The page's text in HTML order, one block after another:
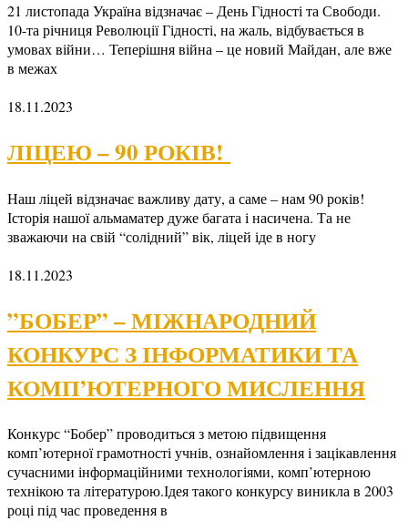
21 листопада Україна відзначає – День Гідності та Свободи.
10-та річниця Революції Гідності, на жаль, відбувається в
умовах війни… Теперішня війна – це новий Майдан, але вже
в межах
18.11.2023
ЛІЦЕЮ – 90 РОКІВ!
Наш ліцей відзначає важливу дату, а саме – нам 90 років!
Історія нашої альмаматер дуже багата і насичена. Та не
зважаючи на свій “солідний” вік, ліцей іде в ногу
18.11.2023
”БОБЕР” – МІЖНАРОДНИЙ
КОНКУРС З ІНФОРМАТИКИ ТА
КОМП’ЮТЕРНОГО МИСЛЕННЯ
Конкурс “Бобер” проводиться з метою підвищення
комп’ютерної грамотності учнів, ознайомлення і зацікавлення
сучасними інформаційними технологіями, комп’ютерною
технікою та літературою.Ідея такого конкурсу виникла в 2003
році під час проведення в